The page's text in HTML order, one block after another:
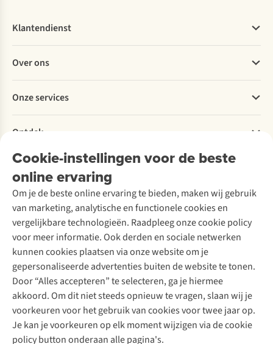
Cookie-instellingen voor de beste
online ervaring
Om je de beste online ervaring te bieden, maken wij gebruik
van marketing, analytische en functionele cookies en
vergelijkbare technologieën. Raadpleeg onze cookie policy
voor meer informatie. Ook derden en sociale netwerken
kunnen cookies plaatsen via onze website om je
gepersonaliseerde advertenties buiten de website te tonen.
Door “Alles accepteren” te selecteren, ga je hiermee
akkoord. Om dit niet steeds opnieuw te vragen, slaan wij je
voorkeuren voor het gebruik van cookies voor twee jaar op.
Je kan je voorkeuren op elk moment wijzigen via de cookie
policy button onderaan alle pagina's.
Klantendienst
Bestellen
Betalen
Levering
Retourneren
Bestelling herroepen
Garantie
Contact
Over ons
Explore More
Verantwoord ondernemen
Over Ayacucho
Onze winkels
Over A.S.Adventure
Toegankelijkheidsverklaring
Onze services
Ski-onderhoud
Wasservice
Schoenonderhoud
Schoenherstelling
Kledingherstelling
Retouches
Voor bedrijven
Ontdek
A.S.Magazine
Podcast
Explore Academy
Explore Camp
Gear Check
Inspiratie & advies
Meld je aan voor de nieuwsbrief
Follow us
Disclaimer Privacy Policy
Algemene voorwaarden